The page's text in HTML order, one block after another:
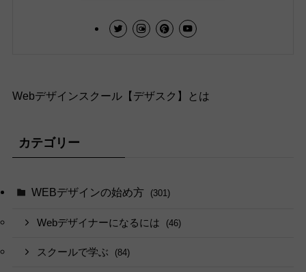
Webデザインスクール【デザスク】とは
カテゴリー
WEBデザインの始め方 (301)
Webデザイナーになるには (46)
スクールで学ぶ (84)